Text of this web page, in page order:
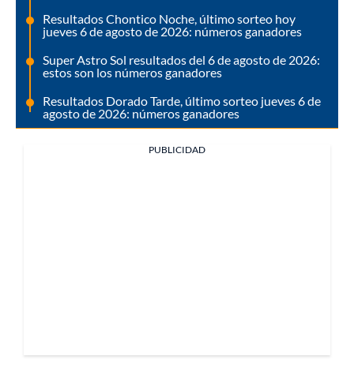
Resultados Chontico Noche, último sorteo hoy
jueves 6 de agosto de 2026: números ganadores
Super Astro Sol resultados del 6 de agosto de 2026:
estos son los números ganadores
Resultados Dorado Tarde, último sorteo jueves 6 de
agosto de 2026: números ganadores
PUBLICIDAD